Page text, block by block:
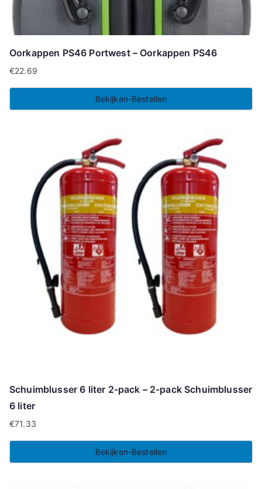
Oorkappen PS46 Portwest – Oorkappen PS46
€22.69
Bekijken-Bestellen
Schuimblusser 6 liter 2-pack – 2-pack Schuimblusser
6 liter
€71.33
Bekijken-Bestellen